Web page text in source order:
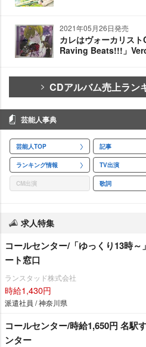
2021年05月26日発売
カレはヴォーカリス
Raving Beats!!!」
CDアルバム売上ラン
芸能人事典
芸能人TOP 記事
ランキング情報 TV出演
CM出演 歌詞
求人特集
コールセンター/「ゆっくり13時
ート窓口
ランスタッド株式会社
時給1,430円
派遣社員 / 神奈川県
コールセンター/時給1,650円 名駅
ンター